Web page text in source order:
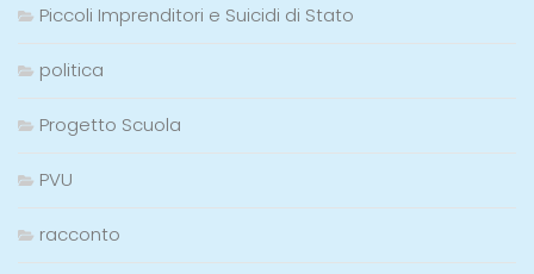
Piccoli Imprenditori e Suicidi di Stato
politica
Progetto Scuola
PVU
racconto